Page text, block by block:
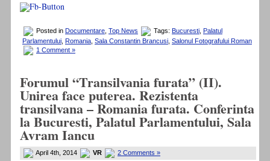
Posted in Documentare Top News Tags: Bucuresti Palatul
Parlamentului
Romania Sala Constantin Brancusi Salonul Fotografului Roman
1 Comment »
Forumul “Transilvania furata” (II).
Unirea face puterea. Rezistenta
transilvana – Romania furata. Conferinta
la Bucuresti, Palatul Parlamentului, Sala
Avram Iancu
April 4th, 2014 VR 2 Comments »